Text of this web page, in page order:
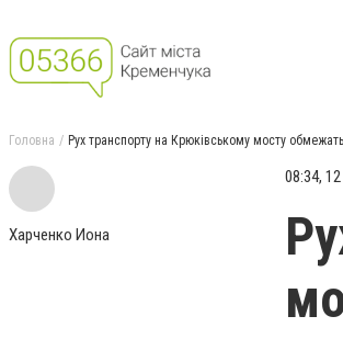
Головна Рух транспорту на Крюківському мосту обмежать
Харченко Иона
08:34,